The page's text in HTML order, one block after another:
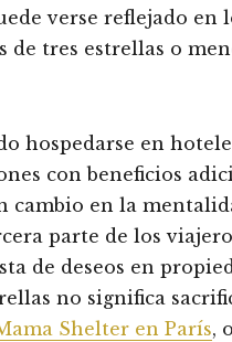
verse reflejado en
tres estrellas o
hospedarse en
con beneficios
en la
parte de los
de deseos en
no significa
Shelter en París,